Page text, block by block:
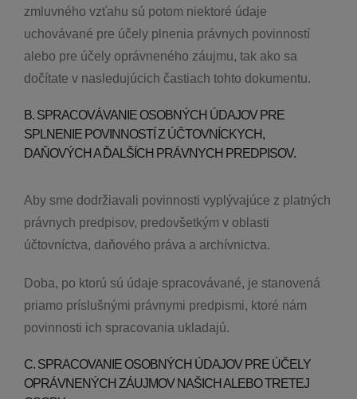
zmluvného vzťahu sú potom niektoré údaje
uchovávané pre účely plnenia právnych povinností
alebo pre účely oprávneného záujmu, tak ako sa
dočítate v nasledujúcich častiach tohto dokumentu.
B. SPRACOVÁVANIE OSOBNÝCH ÚDAJOV PRE
SPLNENIE POVINNOSTÍ Z ÚČTOVNÍCKYCH,
DAŇOVÝCH A ĎALŠÍCH PRÁVNYCH PREDPISOV.
Aby sme dodržiavali povinnosti vyplývajúce z platných
právnych predpisov, predovšetkým v oblasti
účtovníctva, daňového práva a archívnictva.
Doba, po ktorú sú údaje spracovávané, je stanovená
priamo príslušnými právnymi predpismi, ktoré nám
povinnosti ich spracovania ukladajú.
C. SPRACOVANIE OSOBNÝCH ÚDAJOV PRE ÚČELY
OPRÁVNENÝCH ZÁUJMOV NAŠICH ALEBO TRETEJ